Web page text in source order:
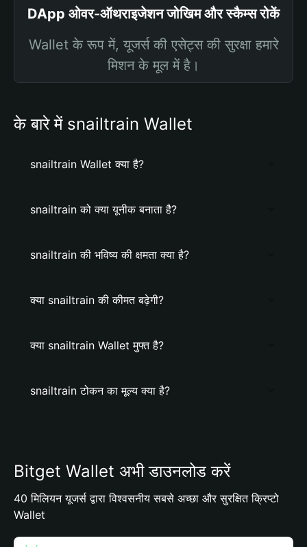
DApp ओवर-ऑथराइजेशन जोखिम और स्कैम्स रोकें
Wallet के रूप में, यूजर्स की एसेट्स की सुरक्षा हमारे
मिशन के मूल में है।
के बारे में snailtrain Wallet
snailtrain Wallet क्या है?
snailtrain को क्या यूनीक बनाता है?
snailtrain की भविष्य की क्षमता क्या है?
क्या snailtrain की कीमत बढ़ेगी?
क्या snailtrain Wallet मुफ्त है?
snailtrain टोकन का मूल्य क्या है?
Bitget Wallet अभी डाउनलोड करें
40 मिलियन यूजर्स द्वारा विश्वसनीय सबसे अच्छा और सुरक्षित क्रिप्टो
Wallet